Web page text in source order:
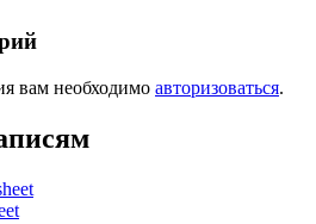
вам необходимо авторизоваться.